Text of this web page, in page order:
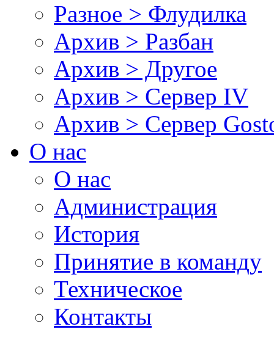
Разное > Флудилка
Архив > Разбан
Архив > Другое
Архив > Сервер IV
Архив > Сервер
О нас
О нас
Администрация
История
Принятие в команду
Техническое
Контакты